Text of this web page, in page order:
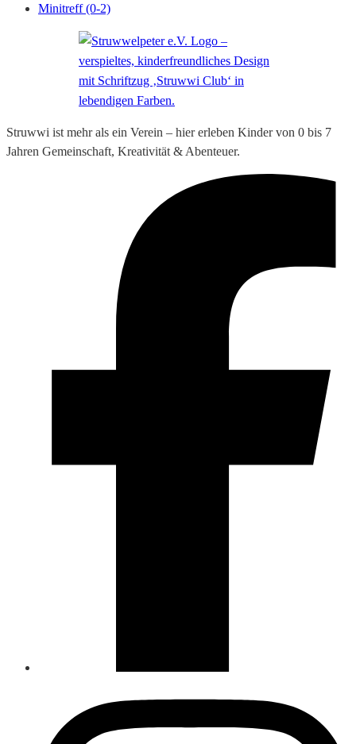
Minitreff (0-2)
Struwwi ist mehr als ein Verein – hier erleben Kinder von 0 bis 7
Jahren Gemeinschaft, Kreativität & Abenteuer.